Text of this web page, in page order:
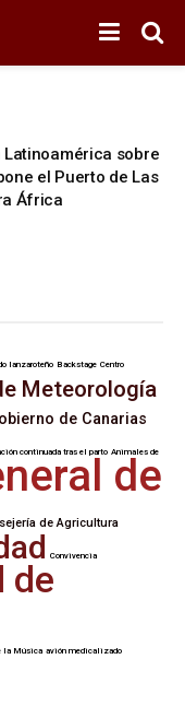
sobre
el Puerto de Las
África
lanzaroteño Backstage Centro
Meteorología
de Canarias
continuada tras el parto Animales de
de
de Agricultura
Convivencia
de
la Música avión medicalizado